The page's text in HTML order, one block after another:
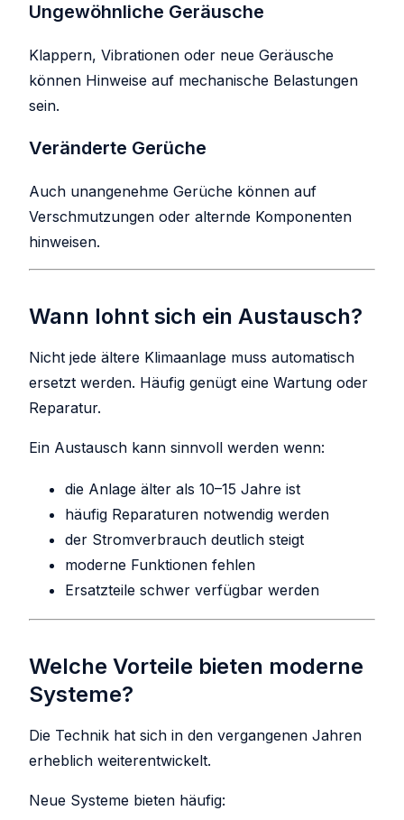
Ungewöhnliche Geräusche
Klappern, Vibrationen oder neue Geräusche
können Hinweise auf mechanische Belastungen
sein.
Veränderte Gerüche
Auch unangenehme Gerüche können auf
Verschmutzungen oder alternde Komponenten
hinweisen.
Wann lohnt sich ein Austausch?
Nicht jede ältere Klimaanlage muss automatisch
ersetzt werden. Häufig genügt eine Wartung oder
Reparatur.
Ein Austausch kann sinnvoll werden wenn:
die Anlage älter als 10–15 Jahre ist
häufig Reparaturen notwendig werden
der Stromverbrauch deutlich steigt
moderne Funktionen fehlen
Ersatzteile schwer verfügbar werden
Welche Vorteile bieten moderne
Systeme?
Die Technik hat sich in den vergangenen Jahren
erheblich weiterentwickelt.
Neue Systeme bieten häufig: